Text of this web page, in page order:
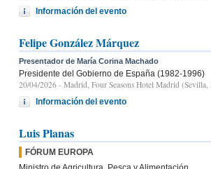
Información del evento
Felipe González Márquez
Presentador de María Corina Machado
Presidente del Gobierno de España (1982-1996)
20/04/2026 - Madrid, Four Seasons Hotel Madrid (Sevilla,
Información del evento
Luis Planas
FÓRUM EUROPA